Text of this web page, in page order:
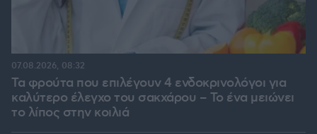
Τα φρούτα που επιλέγουν 4 ενδοκρινολόγοι για
καλύτερο έλεγχο του σακχάρου – Το ένα μειώνει
το λίπος στην κοιλιά
07.08.2026, 08:32